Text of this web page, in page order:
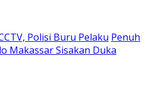
Polisi Buru Pelaku Penuh
Makassar Sisakan Duka